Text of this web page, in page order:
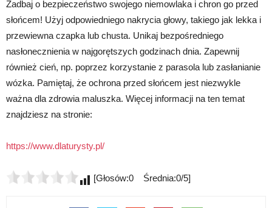
Zadbaj o bezpieczeństwo swojego niemowlaka i chron go przed
słońcem! Użyj odpowiedniego nakrycia głowy, takiego jak lekka i
przewiewna czapka lub chusta. Unikaj bezpośredniego
nasłonecznienia w najgorętszych godzinach dnia. Zapewnij
również cień, np. poprzez korzystanie z parasola lub zasłanianie
wózka. Pamiętaj, że ochrona przed słońcem jest niezwykle
ważna dla zdrowia maluszka. Więcej informacji na ten temat
znajdziesz na stronie:
https://www.dlaturysty.pl/
[Głosów:0 Średnia:0/5]